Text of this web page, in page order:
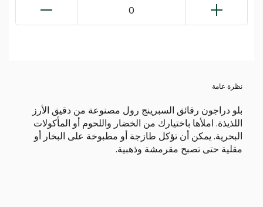
0
نظرة عامة
بلو دراجون رقائق السبرينج رول مصنوعة من دقيق الأرز
اللذيذة. املأها باختيارك من الخضار واللحوم أو المأكولات
البحرية. يمكن أن تؤكل طازجة أو مطبوخة على البخار أو
مقلية حتى تصبح مقرمشة وذهبية.